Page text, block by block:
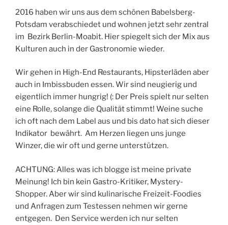
2016 haben wir uns aus dem schönen Babelsberg-
Potsdam verabschiedet und wohnen jetzt sehr zentral
im Bezirk Berlin-Moabit. Hier spiegelt sich der Mix aus
Kulturen auch in der Gastronomie wieder.
Wir gehen in High-End Restaurants, Hipsterläden aber
auch in Imbissbuden essen. Wir sind neugierig und
eigentlich immer hungrig! (: Der Preis spielt nur selten
eine Rolle, solange die Qualität stimmt! Weine suche
ich oft nach dem Label aus und bis dato hat sich dieser
Indikator bewährt. Am Herzen liegen uns junge
Winzer, die wir oft und gerne unterstützen.
ACHTUNG: Alles was ich blogge ist meine private
Meinung! Ich bin kein Gastro-Kritiker, Mystery-
Shopper. Aber wir sind kulinarische Freizeit-Foodies
und Anfragen zum Testessen nehmen wir gerne
entgegen. Den Service werden ich nur selten